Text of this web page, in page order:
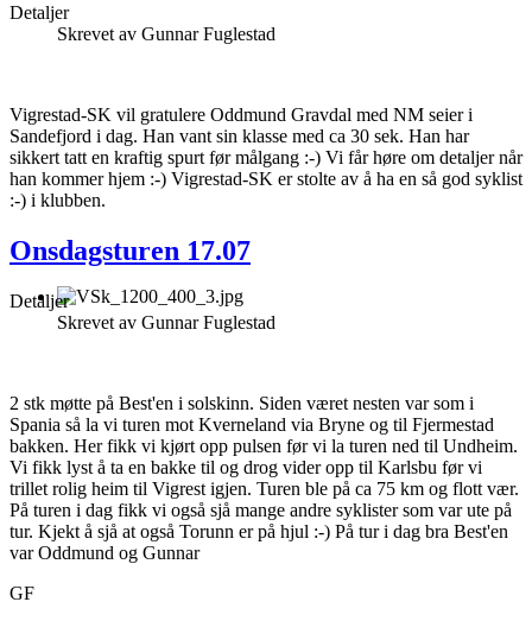
Detaljer
Skrevet av Gunnar Fuglestad
Vigrestad-SK vil gratulere Oddmund Gravdal med NM seier i
Sandefjord i dag. Han vant sin klasse med ca 30 sek. Han har
sikkert tatt en kraftig spurt før målgang :-) Vi får høre om detaljer når
han kommer hjem :-) Vigrestad-SK er stolte av å ha en så god syklist
:-) i klubben.
Onsdagsturen 17.07
Detaljer
Skrevet av Gunnar Fuglestad
2 stk møtte på Best'en i solskinn. Siden været nesten var som i
Spania så la vi turen mot Kverneland via Bryne og til Fjermestad
bakken. Her fikk vi kjørt opp pulsen før vi la turen ned til Undheim.
Vi fikk lyst å ta en bakke til og drog vider opp til Karlsbu før vi
trillet rolig heim til Vigrest igjen. Turen ble på ca 75 km og flott vær.
På turen i dag fikk vi også sjå mange andre syklister som var ute på
tur. Kjekt å sjå at også Torunn er på hjul :-) På tur i dag bra Best'en
var Oddmund og Gunnar
GF